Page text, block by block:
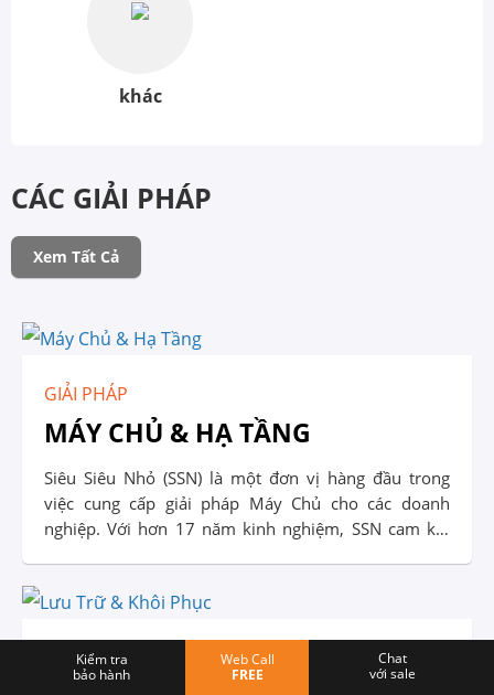
khác
CÁC GIẢI PHÁP
Xem Tất Cả
GIẢI PHÁP
MÁY CHỦ & HẠ TẦNG
Siêu Siêu Nhỏ (SSN) là một đơn vị hàng đầu trong
việc cung cấp giải pháp Máy Chủ cho các doanh
nghiệp. Với hơn 17 năm kinh nghiệm, SSN cam kết
triển khai, lắp đặt, cấu hình và vận hành hệ thống
GIẢI PHÁP
Kiểm tra
bảo hành
Web Call
FREE
Chat
với sale